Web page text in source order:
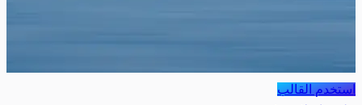
استخدم القالب